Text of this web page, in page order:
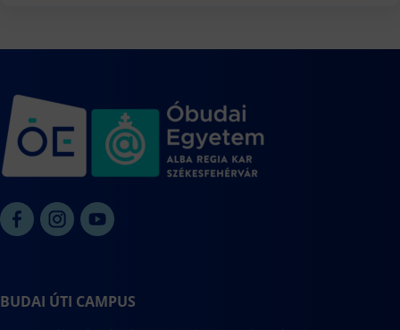
BUDAI ÚTI CAMPUS